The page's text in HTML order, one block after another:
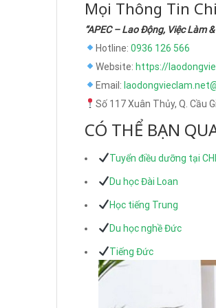
Mọi Thông Tin
“APEC – Lao Động, Việc Làm
Hotline: 0936 126 566
Website: https://
Email:
Số 117 Xuân Thủy, Q. Cầu
CÓ THỂ BẠN
Tuyển điều dưỡng tại
Du học Đài Loan
Học tiếng Trung
Du học nghề Đức
Tiếng Đức